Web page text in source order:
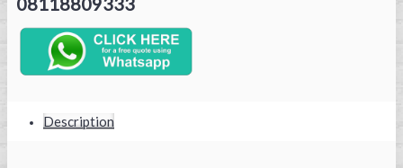
Description